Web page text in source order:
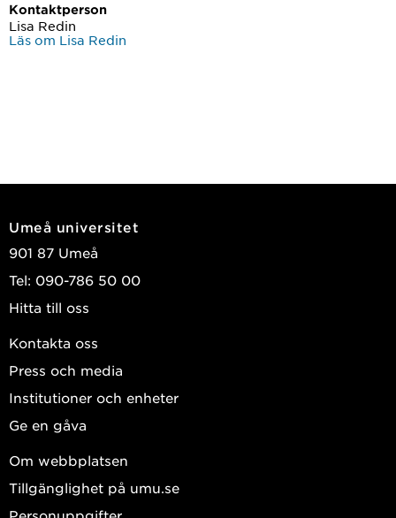
Kontaktperson
Lisa Redin
Läs om Lisa Redin
Umeå universitet
901 87 Umeå
Tel: 090-786 50 00
Hitta till oss
Kontakta oss
Press och media
Institutioner och enheter
Ge en gåva
Om webbplatsen
Tillgänglighet på umu.se